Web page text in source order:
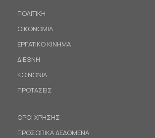
ΠΟΛΙΤΙΚΗ
ΟΙΚΟΝΟΜΙΑ
ΕΡΓΑΤΙΚΟ ΚΙΝΗΜΑ
ΔΙΕΘΝΗ
ΚΟΙΝΩΝΙΑ
ΠΡΟΤΑΣΕΙΣ
ΟΡΟΙ ΧΡΗΣΗΣ
ΠΡΟΣΩΠΙΚΑ ΔΕΔΟΜΕΝΑ